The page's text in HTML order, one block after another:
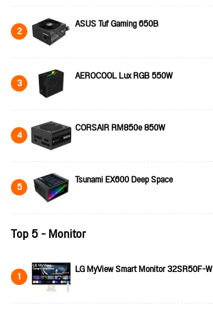
2 ASUS Tuf Gaming 650B
3 AEROCOOL Lux RGB 550W
4 CORSAIR RM850e 850W
5 Tsunami EX600 Deep Space
Top 5 - Monitor
1 LG MyView Smart Monitor 32SR50F-W